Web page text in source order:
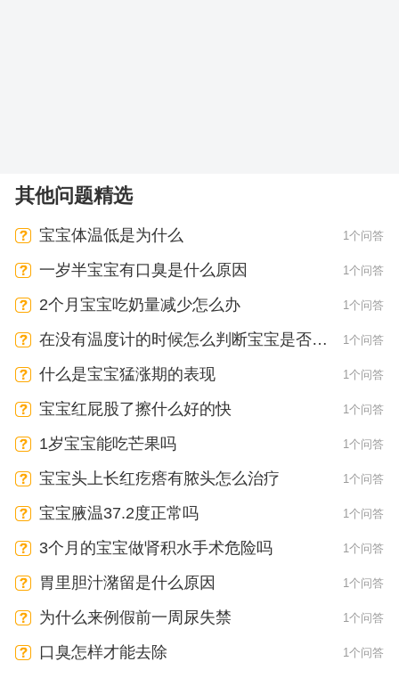
其他问题精选
宝宝体温低是为什么 1个问答
一岁半宝宝有口臭是什么原因 1个问答
2个月宝宝吃奶量减少怎么办 1个问答
在没有温度计的时候怎么判断宝宝是否发
烧
1个问答
什么是宝宝猛涨期的表现 1个问答
宝宝红屁股了擦什么好的快 1个问答
1岁宝宝能吃芒果吗 1个问答
宝宝头上长红疙瘩有脓头怎么治疗 1个问答
宝宝腋温37.2度正常吗 1个问答
3个月的宝宝做肾积水手术危险吗 1个问答
胃里胆汁潴留是什么原因 1个问答
为什么来例假前一周尿失禁 1个问答
口臭怎样才能去除 1个问答